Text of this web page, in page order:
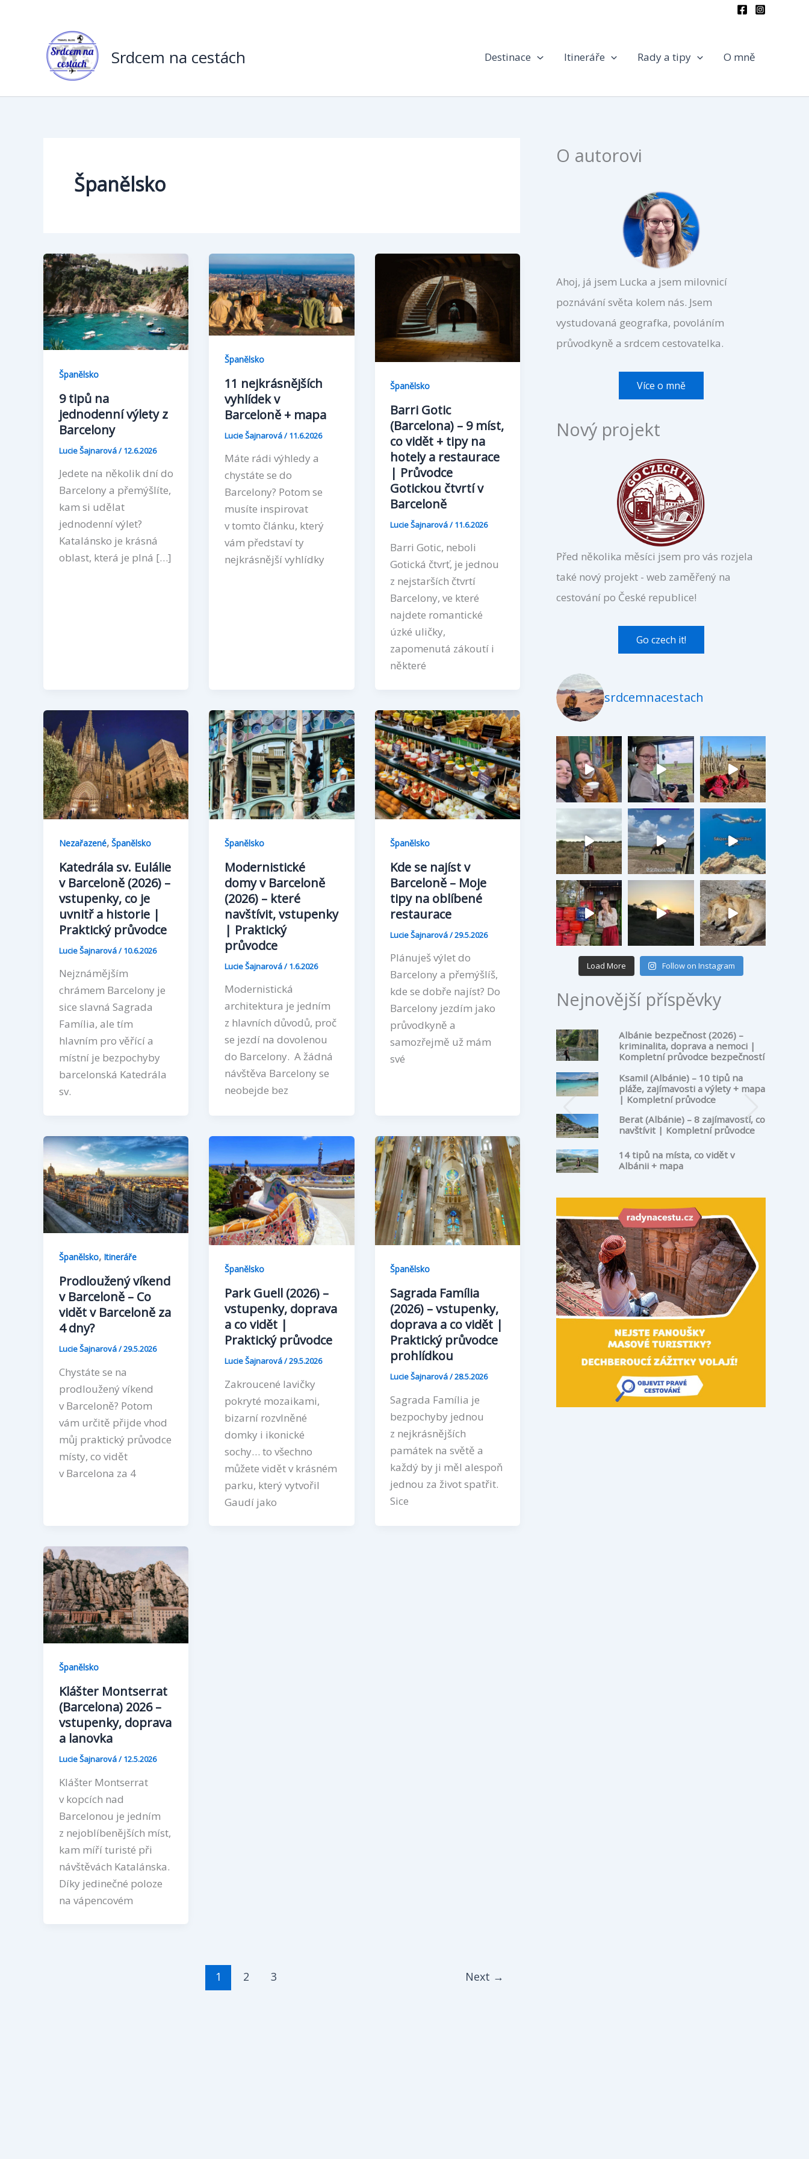
Srdcem na cestách Destinace Itineráře Rady a tipy O mně
Španělsko
Španělsko
9 tipů na
jednodenní výlety z
Barcelony
Lucie Šajnarová/12.6.2026
Jedete na několik dní do
Barcelony a přemýšlíte,
kam si udělat
jednodenní výlet?
Katalánsko je krásná
oblast, která je plná […]
Španělsko
11 nejkrásnějších
vyhlídek v
Barceloně + mapa
Lucie Šajnarová/11.6.2026
Máte rádi výhledy a
chystáte se do
Barcelony? Potom se
musíte inspirovat
v tomto článku, který
vám představí ty
nejkrásnější vyhlídky
Španělsko
Barri Gotic
(Barcelona) – 9 míst,
co vidět + tipy na
hotely a restaurace
| Průvodce
Gotickou čtvrtí v
Barceloně
Lucie Šajnarová/11.6.2026
Barri Gotic, neboli
Gotická čtvrť, je jednou
z nejstarších čtvrtí
Barcelony, ve které
najdete romantické
úzké uličky,
zapomenutá zákoutí i
některé
Nezařazené, Španělsko
Katedrála sv. Eulálie
v Barceloně (2026) –
vstupenky, co je
uvnitř a historie |
Praktický průvodce
Lucie Šajnarová/10.6.2026
Nejznámějším
chrámem Barcelony je
sice slavná Sagrada
Família, ale tím
hlavním pro věřící a
místní je bezpochyby
barcelonská Katedrála
sv.
Španělsko
Modernistické
domy v Barceloně
(2026) – které
navštívit, vstupenky
| Praktický
průvodce
Lucie Šajnarová/1.6.2026
Modernistická
architektura je jedním
z hlavních důvodů, proč
se jezdí na dovolenou
do Barcelony. A žádná
návštěva Barcelony se
neobejde bez
Španělsko
Kde se najíst v
Barceloně – Moje
tipy na oblíbené
restaurace
Lucie Šajnarová/29.5.2026
Plánuješ výlet do
Barcelony a přemýšlíš,
kde se dobře najíst? Do
Barcelony jezdím jako
průvodkyně a
samozřejmě už mám
své
Španělsko, Itineráře
Prodloužený víkend
v Barceloně – Co
vidět v Barceloně za
4 dny?
Lucie Šajnarová/29.5.2026
Chystáte se na
prodloužený víkend
v Barceloně? Potom
vám určitě přijde vhod
můj praktický průvodce
místy, co vidět
v Barcelona za 4
Španělsko
Park Guell (2026) –
vstupenky, doprava
a co vidět |
Praktický průvodce
Lucie Šajnarová/29.5.2026
Zakroucené lavičky
pokryté mozaikami,
bizarní rozvlněné
domky i ikonické
sochy… to všechno
můžete vidět v krásném
parku, který vytvořil
Gaudí jako
Španělsko
Sagrada Família
(2026) – vstupenky,
doprava a co vidět |
Praktický průvodce
prohlídkou
Lucie Šajnarová/28.5.2026
Sagrada Família je
bezpochyby jednou
z nejkrásnějších
památek na světě a
každý by ji měl alespoň
jednou za život spatřit.
Sice
Španělsko
Klášter Montserrat
(Barcelona) 2026 –
vstupenky, doprava
a lanovka
Lucie Šajnarová/12.5.2026
Klášter Montserrat
v kopcích nad
Barcelonou je jedním
z nejoblíbenějších míst,
kam míří turisté při
návštěvách Katalánska.
Díky jedinečné poloze
na vápencovém
1 2 3 Next →
O autorovi
Ahoj, já jsem Lucka a jsem milovnicí
poznávání světa kolem nás. Jsem
vystudovaná geografka, povoláním
průvodkyně a srdcem cestovatelka.
Více o mně
Nový projekt
Před několika měsíci jsem pro vás rozjela
také nový projekt - web zaměřený na
cestování po České republice!
Go czech it!
srdcemnacestach
Load More Follow on Instagram
Nejnovější příspěvky
Albánie bezpečnost (2026) –
kriminalita, doprava a nemoci |
Kompletní průvodce bezpečností
Ksamil (Albánie) – 10 tipů na
pláže, zajímavosti a výlety + mapa
| Kompletní průvodce
Berat (Albánie) – 8 zajímavostí, co
navštívit | Kompletní průvodce
14 tipů na místa, co vidět v
Albánii + mapa